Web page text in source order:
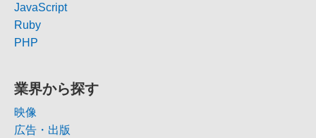
JavaScript
Ruby
PHP
業界から探す
映像
広告・出版